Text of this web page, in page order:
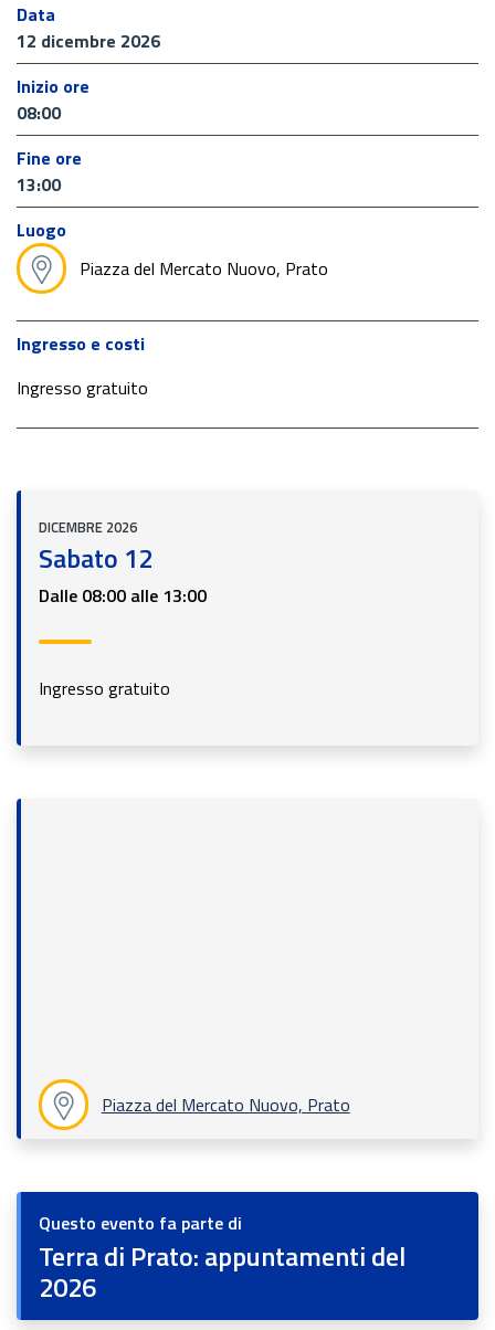
Data
12 dicembre 2026
Inizio ore
08:00
Fine ore
13:00
Luogo
Piazza del Mercato Nuovo, Prato
Ingresso e costi
Ingresso gratuito
DICEMBRE 2026
Sabato 12
Dalle 08:00 alle 13:00
Ingresso gratuito
Piazza del Mercato Nuovo, Prato
Questo evento fa parte di
Terra di Prato: appuntamenti del
2026